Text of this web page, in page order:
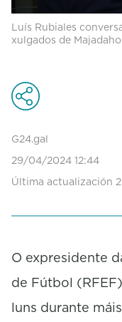
s
e
n
d
f
0
e
Luís Rubiales
xulgados de
G24.gal
29/04/2024 12:44
Última actualización
O expresidente
de Fútbol
luns durante